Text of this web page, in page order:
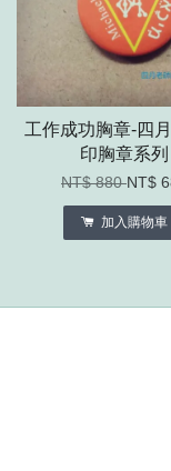
工作成功胸章-四
印胸章系列
NT$ 880NT$
加入購物車